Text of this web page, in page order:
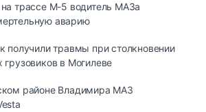
трассе М-5 водитель МАЗа
аварию
получили травмы при столкновении
грузовиков в Могилеве
районе Владимира МАЗ